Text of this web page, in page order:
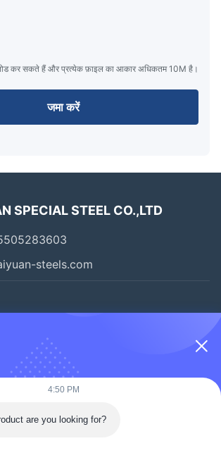
कर सकते हैं और प्रत्येक फ़ाइल का आकार अधिकतम 10M है।
जमा करें
SPECIAL STEEL CO.,LTD
steels.com
4:50 PM
are you looking for?